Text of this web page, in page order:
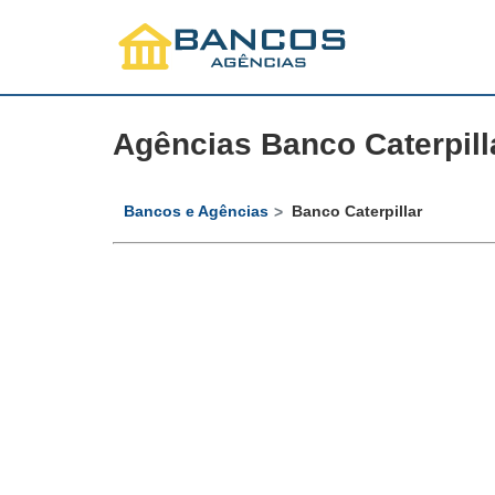
Agências Banco
Bancos e Agências Banco Caterpillar